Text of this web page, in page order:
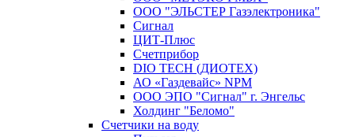
ООО "ЭЛЬСТЕР Газэлектроника"
Сигнал
ЦИТ-Плюс
Счетприбор
DIO TECH (ДИОТЕХ)
АО «Газдевайс» NPM
ООО ЭПО "Сигнал" г. Энгельс
Холдинг "Беломо"
Счетчики на воду